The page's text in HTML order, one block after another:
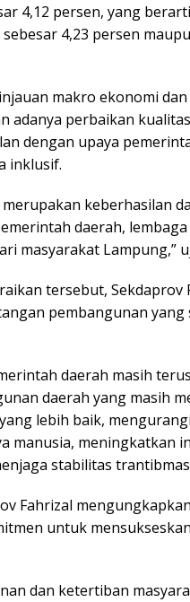
4,12 persen, yang
4,23 persen
makro ekonomi
adanya perbaikan
dengan upaya
inklusif.
keberhasilan
daerah,
masyarakat Lampung,”
tersebut, Sekdaprov
pembangunan yang
daerah masih
daerah yang masih
lebih baik,
manusia, meningkatkan
stabilitas
Fahrizal
untuk
dan ketertiban